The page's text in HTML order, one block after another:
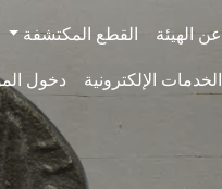
عن الهيئة
القطع المكتشفة
الخدمات الإلكترونية
دخول